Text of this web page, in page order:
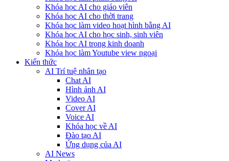
Khóa học AI cho giáo viên
Khóa học AI cho thời trang
Khóa học làm video hoạt hình bằng AI
Khóa học AI cho học sinh, sinh viên
Khóa hoc AI trong kinh doanh
Khóa học làm Youtube view ngoại
Kiến thức
AI Trí tuệ nhân tạo
Chat AI
Hình ảnh AI
Video AI
Cover AI
Voice AI
Khóa học về AI
Đào tạo AI
Ứng dụng của AI
AI News